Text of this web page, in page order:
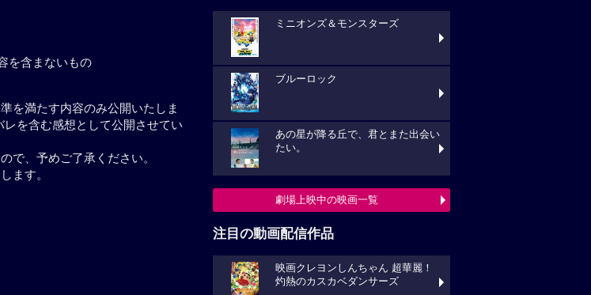
を含まないもの
を満たす内容のみ公開いたしま
を含む感想として公開させてい
で、予めご了承ください。
ます。
ミニオンズ＆モンスターズ
ブルーロック
あの星が降る丘で、君とまた出会い
たい。
劇場上映中の映画一覧
注目の動画配信作品
映画クレヨンしんちゃん 超華麗！
灼熱のカスカベダンサーズ